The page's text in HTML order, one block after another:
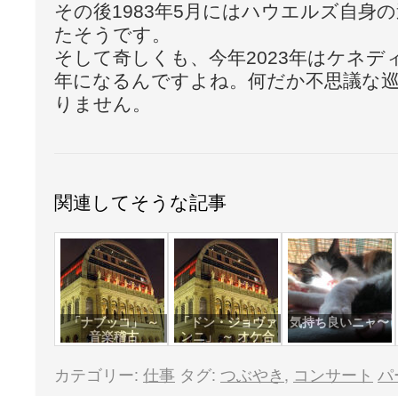
その後1983年5月にはハウエルズ自身
たそうです。
そして奇しくも、今年2023年はケネデ
年になるんですよね。何だか不思議な
りません。
関連してそうな記事
「ナブッコ」 ～
音楽稽古
「ドン・ジョヴァ
ンニ」 ～ オケ合
わせ
気持ち良いニャ〜
カテゴリー: 仕事 タグ: つぶやき , コンサート パ